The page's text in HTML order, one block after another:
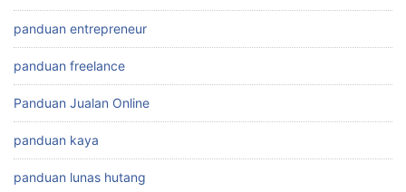
panduan entrepreneur
panduan freelance
Panduan Jualan Online
panduan kaya
panduan lunas hutang